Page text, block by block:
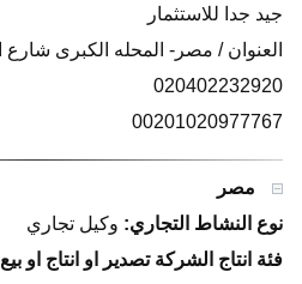
جيد جدا للاستثمار
020402232920
00201020977767
مصر
نوع النشاط التجاري: وكيل تجاري
فئة انتاج الشركة تصدير او انتاج او بيع